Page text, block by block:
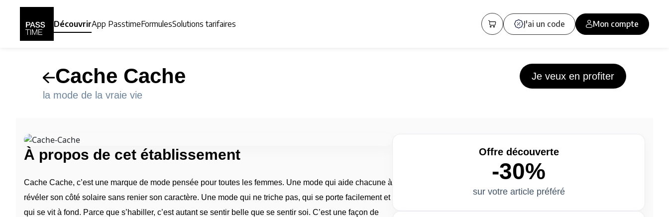
DécouvrirApp PasstimeFormulesSolutions tarifaires J'ai un code Mon compte
Cache Cache
Je veux en profiter
la mode de la vraie vie
À propos de cet établissement
Cache Cache, c’est une marque de mode pensée pour toutes les femmes. Une mode qui aide chacune à
révéler son côté solaire sans renier son caractère. Une mode qui ne triche pas, qui se porte facilement et
qui se vit à fond. Parce que s’habiller, c’est autant se sentir belle que se sentir soi. C’est une façon de
Offre découverte
-30%
sur votre article préféré
Panneau de gestion des cookies